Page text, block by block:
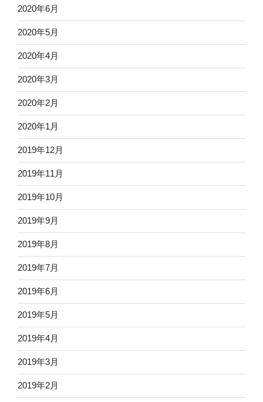
2020年6月
2020年5月
2020年4月
2020年3月
2020年2月
2020年1月
2019年12月
2019年11月
2019年10月
2019年9月
2019年8月
2019年7月
2019年6月
2019年5月
2019年4月
2019年3月
2019年2月